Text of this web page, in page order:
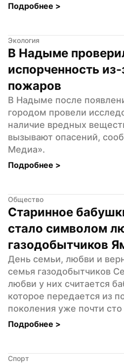
Подробнее >
Экология
В Надыме
испорченность
пожаров
В Надыме после
городом провели
наличие вредных
вызывают опасений,
Медиа».
Подробнее >
Общество
Старинное
стало символом
газодобытчиков
День семьи, любви и
семья газодобытчиков
любви у них считается
которое передается из
поколения уже почти сто
Подробнее >
Спорт